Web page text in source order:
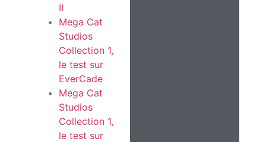
II
Mega Cat
Studios
Collection 1,
le test sur
EverCade
Mega Cat
Studios
Collection 1,
le test sur